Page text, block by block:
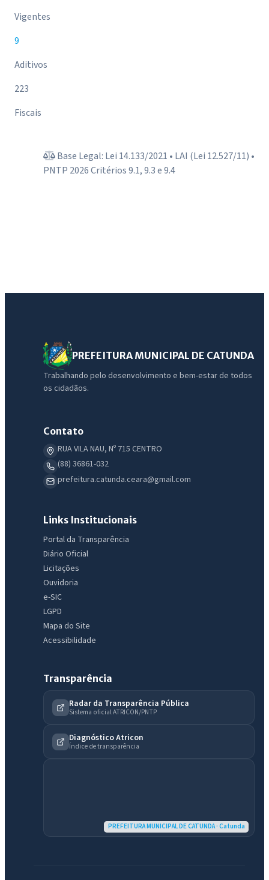
Vigentes
9
Aditivos
223
Fiscais
Base Legal: Lei 14.133/2021 • LAI (Lei 12.527/11) •
PNTP 2026 Critérios 9.1, 9.3 e 9.4
PREFEITURA MUNICIPAL DE CATUNDA
Trabalhando pelo desenvolvimento e bem-estar de todos
os cidadãos.
Contato
RUA VILA NAU, Nº 715 CENTRO
(88) 36861-032
prefeitura.catunda.ceara@gmail.com
Links Institucionais
Portal da Transparência
Diário Oficial
Licitações
Ouvidoria
e-SIC
LGPD
Mapa do Site
Acessibilidade
Transparência
Radar da Transparência Pública
Sistema oficial ATRICON/PNTP
Diagnóstico Atricon
Índice de transparência
PREFEITURA MUNICIPAL DE CATUNDA · Catunda
IntGest AI
Assistente do Portal